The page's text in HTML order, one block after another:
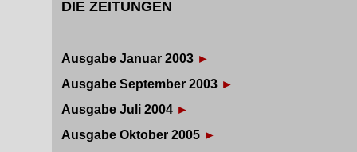
DIE ZEITUNGEN
Ausgabe Januar 2003 ►
Ausgabe September 2003 ►
Ausgabe Juli 2004 ►
Ausgabe Oktober 2005 ►